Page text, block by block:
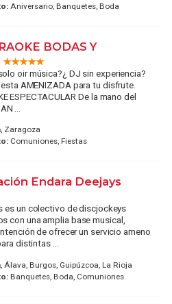
Aniversario, Banquetes, Boda
BODAS Y
oir música?¿ DJ sin experiencia?
AMENIZADA para tu disfrute.
ESPECTACULAR De la mano del
...
, Zaragoza
Comuniones, Fiestas
Endara Deejays
es un colectivo de discjockeys
con una amplia base musical,
de ofrecer un servicio ameno
distintas ...
, Álava, Burgos, Guipúzcoa, La Rioja
Banquetes, Boda, Comuniones